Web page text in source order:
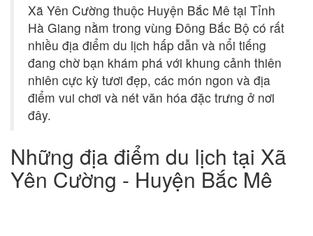
Xã Yên Cường thuộc Huyện Bắc Mê tại Tỉnh
Hà Giang nằm trong vùng Đông Bắc Bộ có rất
nhiều địa điểm du lịch hấp dẫn và nổi tiếng
đang chờ bạn khám phá với khung cảnh thiên
nhiên cực kỳ tươi đẹp, các món ngon và địa
điểm vui chơi và nét văn hóa đặc trưng ở nơi
đây.
Những địa điểm du lịch tại Xã
Yên Cường - Huyện Bắc Mê